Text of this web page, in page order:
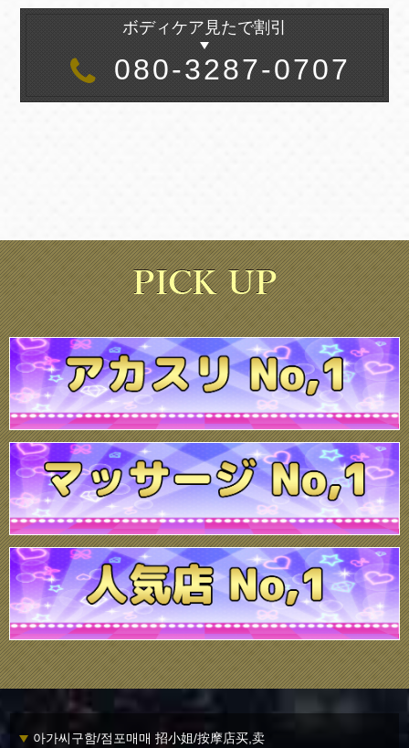
ボディケア見たで割引
080-3287-0707
아가씨구함/점포매매 招小姐/按摩店买,卖